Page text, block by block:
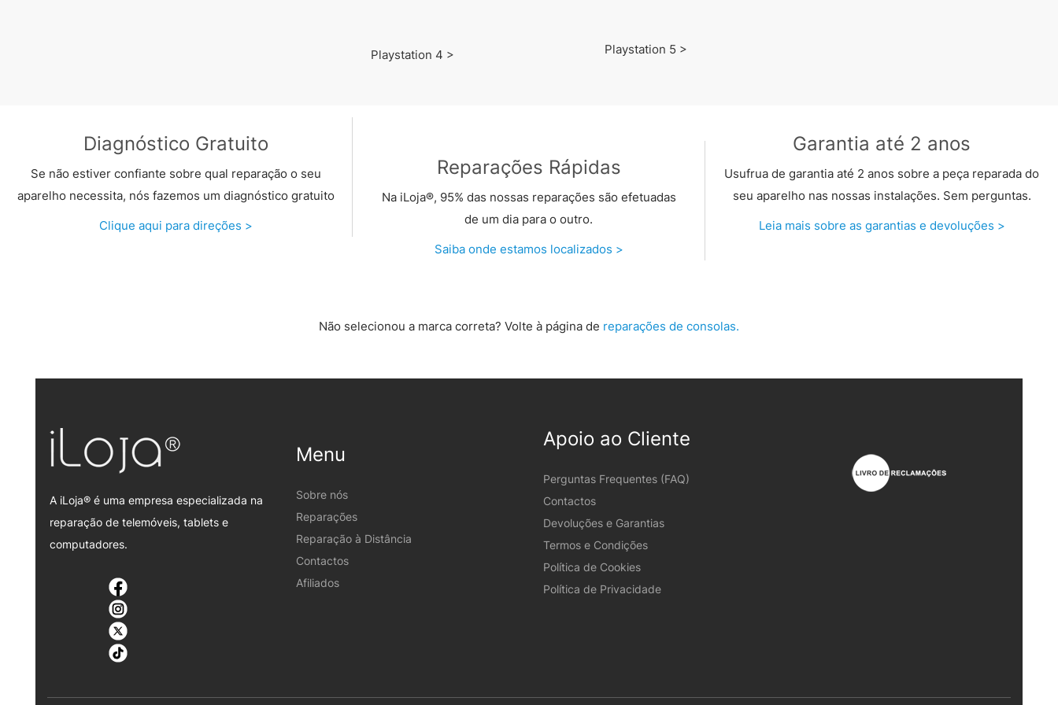
Playstation 4 > Playstation 5 >
Diagnóstico Gratuito
Se não estiver confiante sobre qual reparação o seu
aparelho necessita, nós fazemos um diagnóstico gratuito
Clique aqui para direções >
Reparações Rápidas
Na iLoja®, 95% das nossas reparações são efetuadas
de um dia para o outro.
Saiba onde estamos localizados >
Garantia até 2 anos
Usufrua de garantia até 2 anos sobre a peça reparada do
seu aparelho nas nossas instalações. Sem perguntas.
Leia mais sobre as garantias e devoluções >
Não selecionou a marca correta? Volte à página de reparações de consolas.
A iLoja® é uma empresa especializada na
reparação de telemóveis, tablets e
computadores.
Menu
Sobre nós
Reparações
Reparação à Distância
Contactos
Afiliados
Apoio ao Cliente
Perguntas Frequentes (FAQ)
Contactos
Devoluções e Garantias
Termos e Condições
Política de Cookies
Política de Privacidade